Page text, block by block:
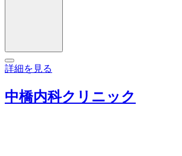
詳細を見る
中橋内科クリニック